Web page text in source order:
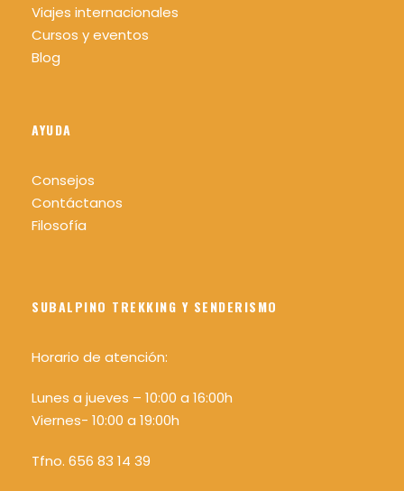
Viajes internacionales
Cursos y eventos
Blog
AYUDA
Consejos
Contáctanos
Filosofía
SUBALPINO TREKKING Y SENDERISMO
Horario de atención:
Lunes a jueves – 10:00 a 16:00h
Viernes- 10:00 a 19:00h
Tfno. 656 83 14 39